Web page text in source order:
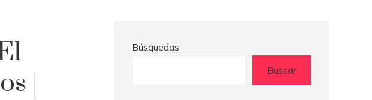
|
Búsquedas
Buscar